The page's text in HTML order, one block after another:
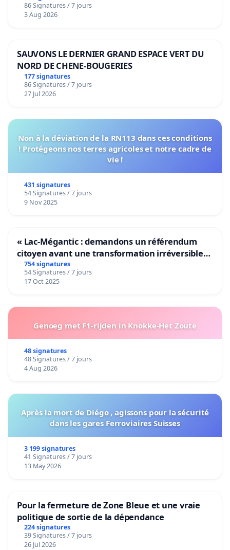
Voor
86 Signatures / 7 jours
3 Aug 2026
SAUVONS LE DERNIER GRAND ESPACE VERT DU
NORD DE CHENE-BOUGERIES
177 signatures
86 Signatures / 7 jours
27 Jul 2026
Non à la déviation de la RN113 dans ces conditions
! Protégeons nos terres agricoles et notre cadre de
vie !
431 signatures
54 Signatures / 7 jours
9 Nov 2025
« Lac-Mégantic : demandons un référendum
citoyen avant une transformation irréversible
de notre territoire »
754 signatures
54 Signatures / 7 jours
17 Oct 2025
Genoeg met F1-rijden in Knokke-Het Zoute
48 signatures
48 Signatures / 7 jours
4 Aug 2026
Après la mort de Diégo , agissons pour la sécurité
dans les gares Ferroviaires Suisses
3 199 signatures
41 Signatures / 7 jours
13 May 2026
Pour la fermeture de Zone Bleue et une vraie
politique de sortie de la dépendance
224 signatures
39 Signatures / 7 jours
26 Jul 2026